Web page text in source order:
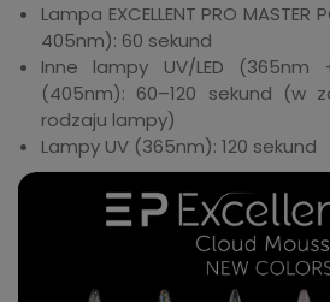
Lampa EXCELLENT PRO
405nm): 60 sekund
Inne lampy UV/LED (365nm
(405nm): 60–120 sekund (w
rodzaju lampy)
Lampy UV (365nm): 120 sekund